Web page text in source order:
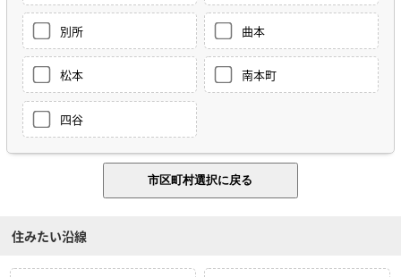
別所 曲本
松本 南本町
四谷
住みたい沿線